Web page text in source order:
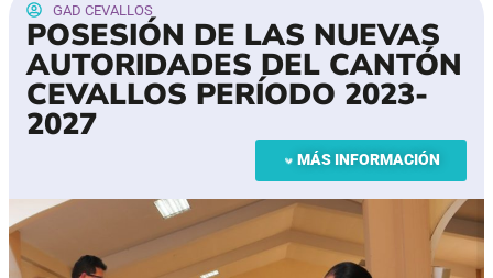
GAD CEVALLOS
POSESIÓN DE LAS NUEVAS
AUTORIDADES DEL CANTÓN
CEVALLOS PERÍODO 2023-
2027
MÁS INFORMACIÓN